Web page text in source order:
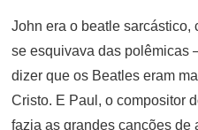
John era o beatle sarcástico,
se esquivava das
dizer que os Beatles eram
Cristo. E Paul, o compositor
fazia as grandes canções de